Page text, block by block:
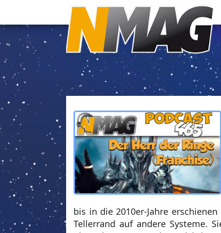
bis in die 2010er-Jahre
Tellerrand auf andere Systeme.